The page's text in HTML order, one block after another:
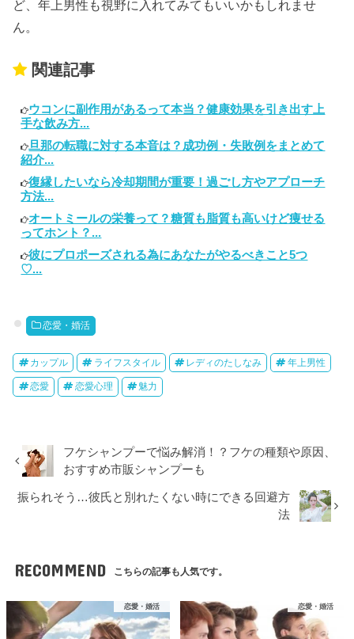
ど、年上男性も視野に入れてみてもいいかもしれませ
ん。
関連記事
ウコンに副作用があるって本当？健康効果を引き出す上
手な飲み方...
旦那の転職に対する本音は？成功例・失敗例をまとめて
紹介...
復縁したいなら冷却期間が重要！過ごし方やアプローチ
方法...
オートミールの栄養って？糖質も脂質も高いけど痩せる
ってホント？...
彼にプロポーズされる為にあなたがやるべきこと5つ
♡...
恋愛・婚活
カップル ライフスタイル レディのたしなみ 年上男性
恋愛 恋愛心理 魅力
フケシャンプーで悩み解消！？フケの種類や原因、
おすすめ市販シャンプーも
振られそう…彼氏と別れたくない時にできる回避方
法
RECOMMEND こちらの記事も人気です。
恋愛・婚活 恋愛・婚活